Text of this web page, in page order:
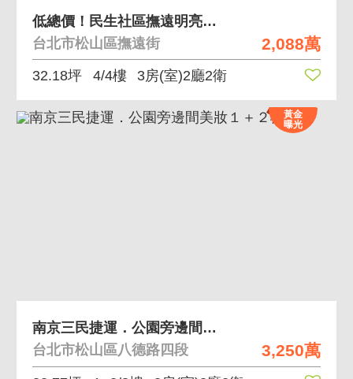
2,088萬
低總價！民生社區撫遠明亮正三房
台北市松山區撫遠街
32.18坪 4/4樓 3房(室)2廳2衛
黃金
曝光
3,250萬
南京三民捷運．公園旁邊間美妝１＋２樓
台北市松山區八德路四段